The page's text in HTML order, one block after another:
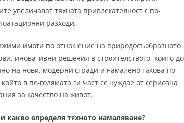
увеличават тяхната привлекателност с по-
разходи.
имоти по отношение на природосъобразното
иновативни решения в строителството, които до
на нови, модерни сгради и намалено такова по
в по-голямата си част се нуждае от сериозна
за качество на живот.
какво определя тяхното намаляване?